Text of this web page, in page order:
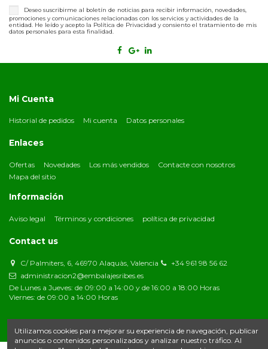
Deseo suscribirme al boletín de noticias para recibir información, novedades,
promociones y comunicaciones relacionadas con los servicios y actividades de la
entidad. He leído y acepto la Política de Privacidad y consiento el tratamiento de mis
datos personales para esta finalidad.
Mi Cuenta
Historial de pedidos Mi cuenta Datos personales
Enlaces
Ofertas Novedades Los más vendidos
Contacte con nosotros
Mapa del sitio
Información
Aviso legal Términos y condiciones política de privacidad
Contact us
C/ Palmiters, 6, 46970 Alaquàs, Valencia
+34 961 98 56 62
administracion2@embalajesribes.es
De Lunes a Jueves: de 09:00 a 14:00 y de 16:00 a 18:00 Horas
Viernes: de 09:00 a 14:00 Horas
Utilizamos cookies para mejorar su experiencia de navegación, publicar
anuncios o contenidos personalizados y analizar nuestro tráfico. Al